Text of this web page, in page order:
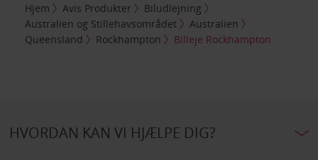
Hjem Avis Produkter
Biludlejning
Australien og Stillehavsområdet
Australien
Queensland
Rockhampton Billeje Rockhampton
HVORDAN KAN VI HJÆLPE DIG?